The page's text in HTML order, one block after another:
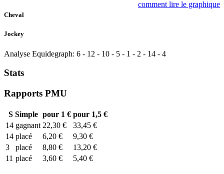
comment lire le graphique
Cheval
Jockey
Analyse Equidegraph: 6 - 12 - 10 - 5 - 1 - 2 - 14 - 4
Stats
Rapports PMU
SSimple pour 1 € pour 1,5 €
14 gagnant 22,30 €
33,45 €
14 placé 6,20 €
9,30 €
3
placé 8,80 €
13,20 €
11 placé 3,60 € 5,40 €